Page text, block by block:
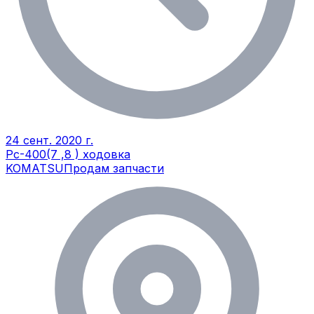
24 сент. 2020 г.
Рс-400(7 ,8 ) ходовка
KOMATSUПродам запчасти